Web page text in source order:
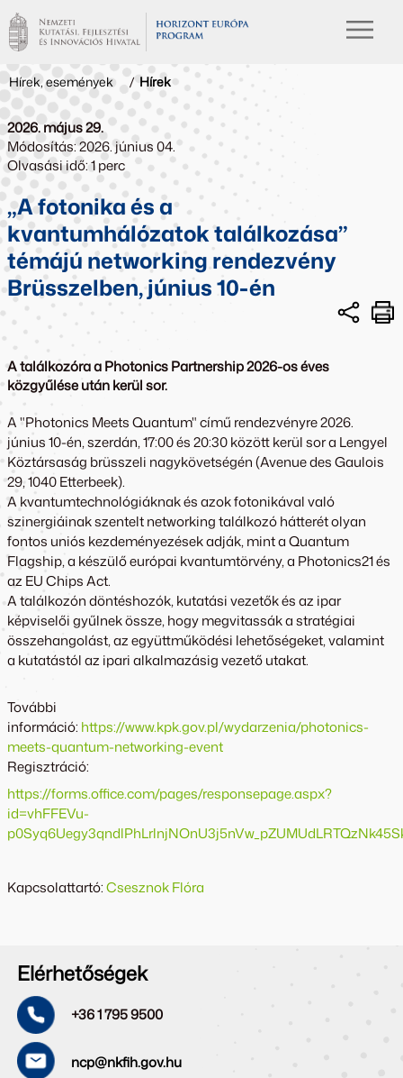
Hírek, események / Hírek
2026. május 29.
Módosítás: 2026. június 04.
Olvasási idő: 1 perc
„A fotonika és a
kvantumhálózatok találkozása”
témájú networking rendezvény
Brüsszelben, június 10-én
A találkozóra a Photonics Partnership 2026-os éves
közgyűlése után kerül sor.
A "Photonics Meets Quantum" című rendezvényre 2026.
június 10-én, szerdán, 17:00 és 20:30 között kerül sor a Lengyel
Köztársaság brüsszeli nagykövetségén (Avenue des Gaulois
29, 1040 Etterbeek).
A kvantumtechnológiáknak és azok fotonikával való
szinergiáinak szentelt networking találkozó hátterét olyan
fontos uniós kezdeményezések adják, mint a Quantum
Flagship, a készülő európai kvantumtörvény, a Photonics21 és
az EU Chips Act.
A találkozón döntéshozók, kutatási vezetők és az ipar
képviselői gyűlnek össze, hogy megvitassák a stratégiai
összehangolást, az együttműködési lehetőségeket, valamint
a kutatástól az ipari alkalmazásig vezető utakat.
További
információ: https://www.kpk.gov.pl/wydarzenia/photonics-
meets-quantum-networking-event
Regisztráció:
https://forms.office.com/pages/responsepage.aspx?
id=vhFFEVu-
Kapcsolattartó:Csesznok Flóra
Elérhetőségek
+36 1 795 9500
ncp@nkfih.gov.hu